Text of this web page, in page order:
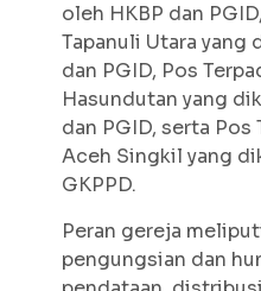
oleh HKBP dan
Tapanuli Utara
dan PGID, Pos
Hasundutan yang
dan PGID, serta Pos
Aceh Singkil yang
GKPPD.
Peran gereja
pengungsian dan